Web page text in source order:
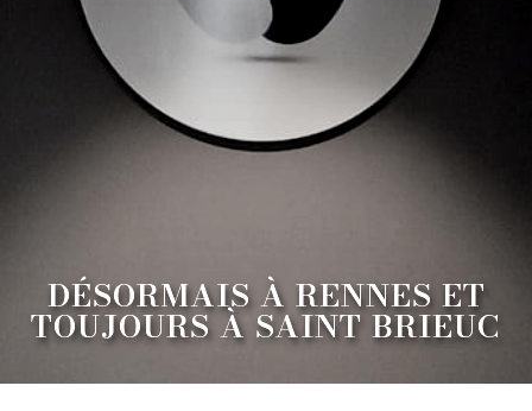
DÉSORMAIS À RENNES ET
TOUJOURS À SAINT BRIEUC